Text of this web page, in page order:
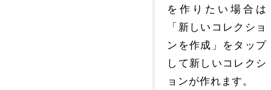
を作りたい場合は
「新しいコレクショ
ンを作成」をタップ
して新しいコレクシ
ョンが作れます。